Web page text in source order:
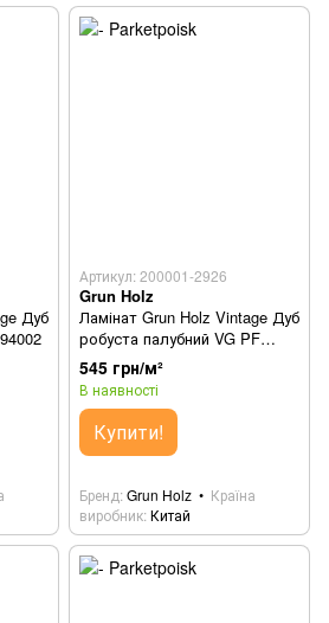
Дуб
Артикул: 200001-2926
Grun Holz
Ламінат Grun Holz Vintage Дуб
робуста палубний VG PF
94003
545 грн/м²
В наявності
Купити!
Бренд Grun Holz
Країна
виробник Китай